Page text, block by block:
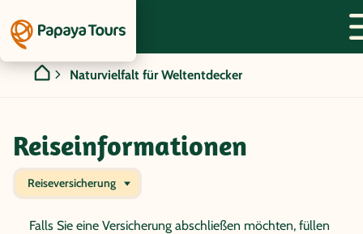
Naturvielfalt für Weltentdecker
Reiseinformationen
Reiseversicherung
Falls Sie eine Versicherung abschließen möchten, füllen